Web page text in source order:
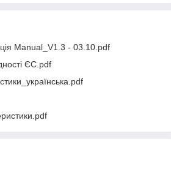
Manual_V1.3 - 03.10.pdf
ЄС.pdf